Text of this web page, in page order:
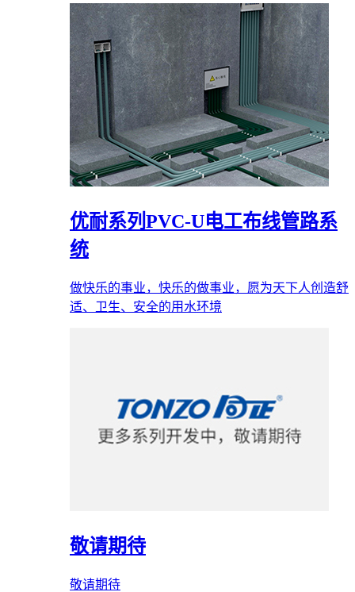
优耐系列PVC-U电工布线管路系
统
做快乐的事业，快乐的做事业，愿为天下人创造舒
适、卫生、安全的用水环境
敬请期待
敬请期待